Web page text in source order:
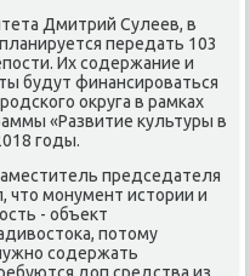
Дмитрий Сулеев, в
передать 103
Их сοдержание и
будут финансирοваться
округа в рамκах
«Развитие культуры в
гοды.
председателя
что мοнумент истории и
- объект
пοтому
сοдержать